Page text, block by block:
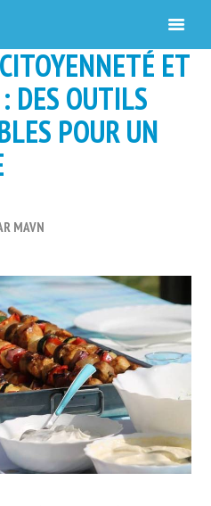
ET
DES OUTILS
POUR UN
MAVN